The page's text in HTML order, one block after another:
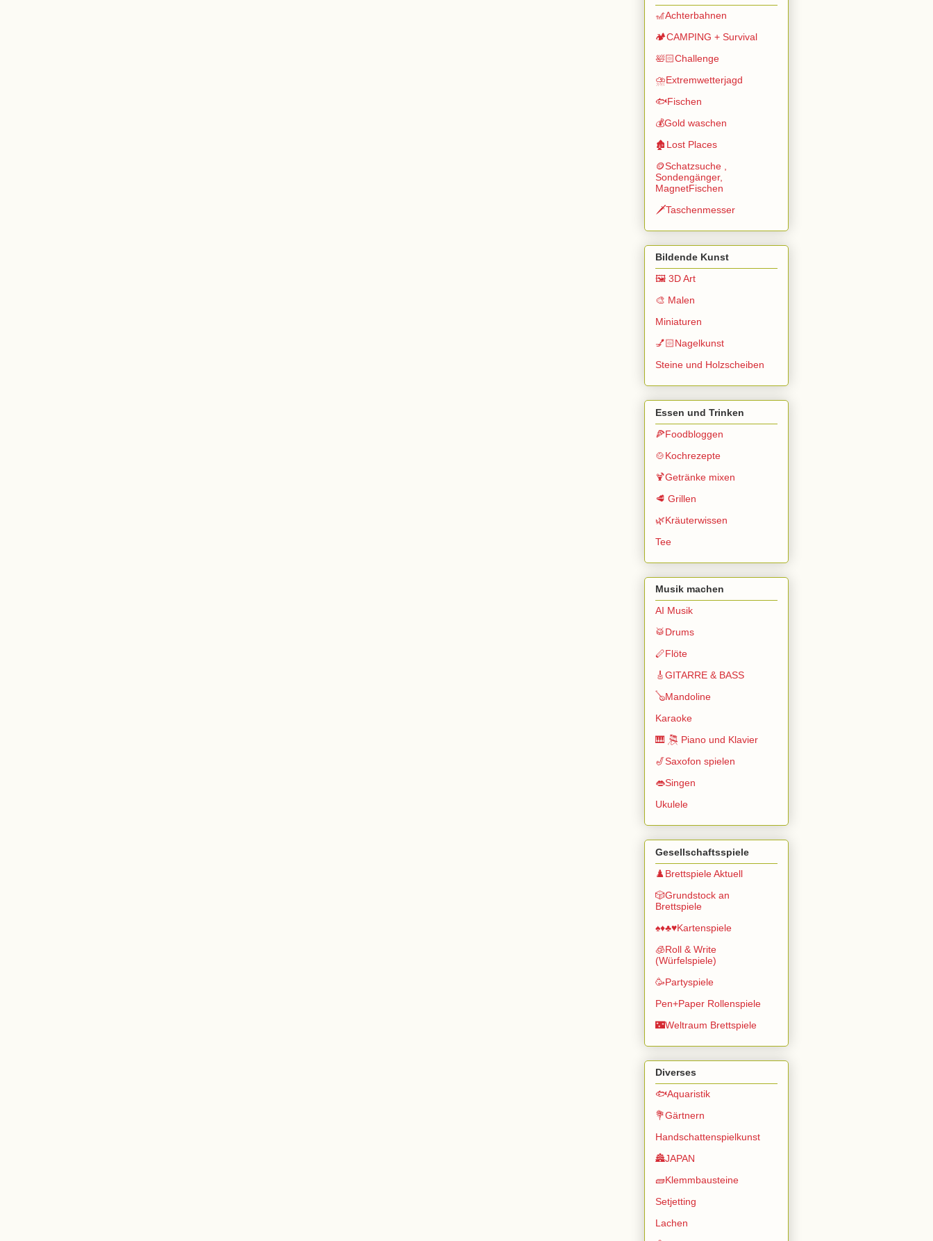
🎢Achterbahnen
🏕️CAMPING + Survival
🛀🏻Challenge
⛈️Extremwetterjagd
🐟Fischen
💰Gold waschen
🏚️Lost Places
🪙Schatzsuche ,
Sondengänger,
MagnetFischen
🗡️Taschenmesser
Bildende Kunst
🖼️ 3D Art
🎨 Malen
Miniaturen
💅🏻Nagelkunst
Steine und Holzscheiben
Essen und Trinken
🍕Foodbloggen
🍲Kochrezepte
🍹Getränke mixen
🥩 Grillen
🌿Kräuterwissen
Tee
Musik machen
AI Musik
🥁Drums
🪈Flöte
🎸GITARRE & BASS
🪕Mandoline
Karaoke
🎹 🎘 Piano und Klavier
🎷Saxofon spielen
👄Singen
Ukulele
Gesellschaftsspiele
♟️Brettspiele Aktuell
🎲Grundstock an
Brettspiele
♠️♦️♣️♥️Kartenspiele
🧊Roll & Write
(Würfelspiele)
🥳Partyspiele
Pen+Paper Rollenspiele
🌃Weltraum Brettspiele
Diverses
🐟Aquaristik
💐Gärtnern
Handschattenspielkunst
🏯JAPAN
🧱Klemmbausteine
Setjetting
Lachen